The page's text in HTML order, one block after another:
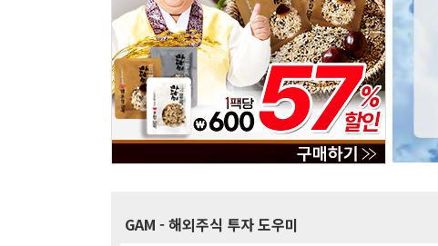
GAM - 해외주식 투자 도우미